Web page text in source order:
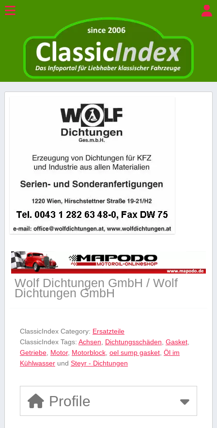
Wolf Dichtungen GmbH / Wolf
Dichtungen GmbH
ClassicIndex Category: Ersatzteile
ClassicIndex Tags: Achsen, Dichtungsschäden, Gasket,
Getriebe, Motor, Motorblock, oel sump gasket, Öl im
Kühlwasserund Steyr - Dichtungen
Profile